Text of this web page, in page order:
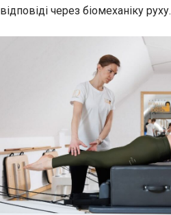
відповіді через біомеханіку руху.